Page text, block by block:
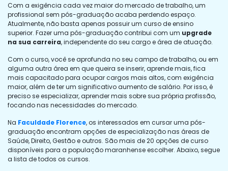
Com a exigência cada vez maior do mercado de trabalho, um
profissional sem pós-graduação acaba perdendo espaço.
Atualmente, não basta apenas possuir um curso de ensino
superior. Fazer uma pós-graduação contribui com um upgrade
na sua carreira, independente do seu cargo e área de atuação.
Com o curso, você se aprofunda no seu campo de trabalho, ou em
alguma outra área em que queira se inserir, aprende mais, fica
mais capacitado para ocupar cargos mais altos, com exigência
maior, além de ter um significativo aumento de salário. Por isso, é
preciso se especializar, aprender mais sobre sua própria profissão,
focando nas necessidades do mercado.
Na Faculdade Florence, os interessados em cursar uma pós-
graduação encontram opções de especialização nas áreas de
Saúde, Direito, Gestão e outros. São mais de 20 opções de curso
disponíveis para a população maranhense escolher. Abaixo, segue
a lista de todos os cursos.